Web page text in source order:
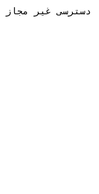
دسترسی غیر مجاز